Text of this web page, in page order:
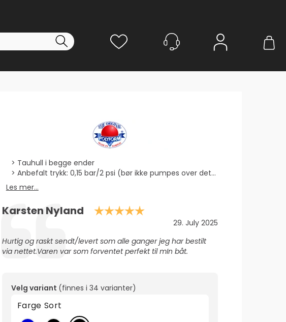
Tauhull i begge ender
Anbefalt trykk: 0,15 bar/2 psi (bør ikke pumpes over dette)
Les mer...
Testimonial
Forfatter:
Karsten Nyland Karakter: 5.0 av 5 mulige
Dato:
29. July 2025
Tekst:
Hurtig og raskt sendt/levert som alle ganger jeg har bestilt
via nettet.Varen var som forventet perfekt til mIn båt.
Velg variant (finnes i 34 varianter)
Farge Sort